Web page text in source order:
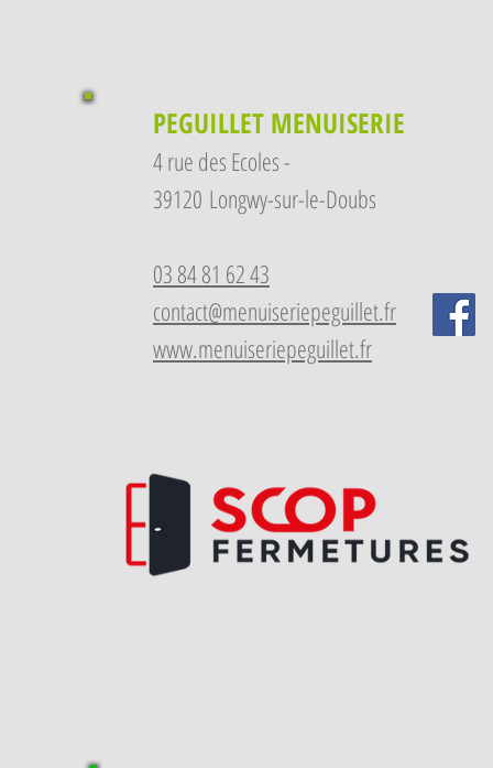
PEGUILLET MENUISERIE
4 rue des Ecoles -
39120 Longwy-sur-le-Doubs
03 84 81 62 43
contact@menuiseriepeguillet.fr
www.menuiseriepeguillet.fr